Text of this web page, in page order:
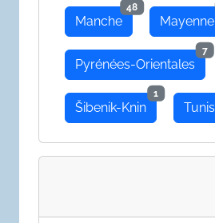
Manche
48
Mayenne
Pyrénées-Orientales
7
Šibenik-Knin
1
Tunis